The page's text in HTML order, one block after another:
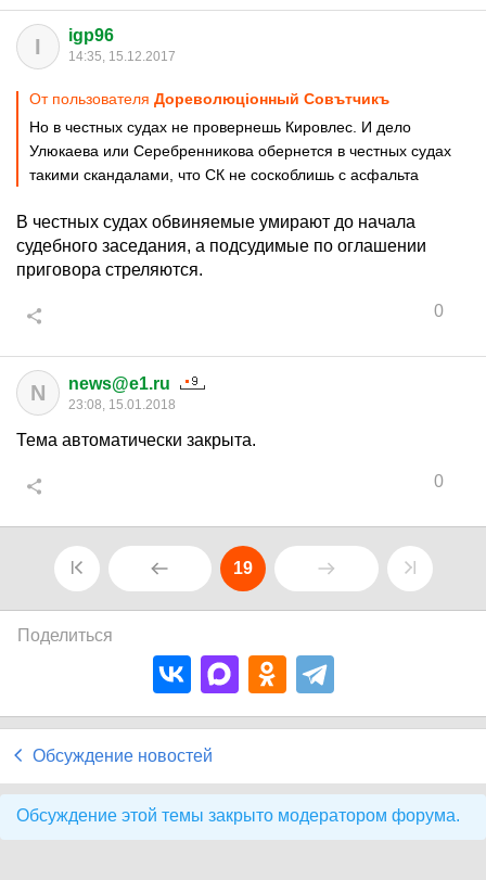
I igp96
14:35, 15.12.2017
От пользователя Дореволюцiонный Совътчикъ
Но в честных судах не провернешь Кировлес. И дело
Улюкаева или Серебренникова обернется в честных судах
такими скандалами, что СК не соскоблишь с асфальта
В честных судах обвиняемые умирают до начала
судебного заседания, а подсудимые по оглашении
приговора стреляются.
0
N news@e1.ru
23:08, 15.01.2018
Тема автоматически закрыта.
0
19
Поделиться
Обсуждение новостей
Обсуждение этой темы закрыто модератором форума.